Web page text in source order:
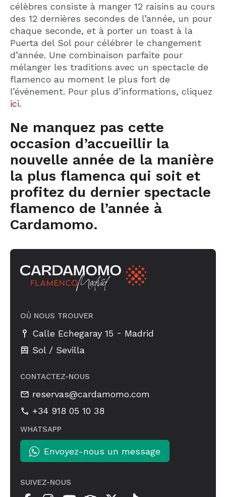
célèbres consiste à manger 12 raisins au cours
des 12 dernières secondes de l’année, un pour
chaque seconde, et à porter un toast à la
Puerta del Sol pour célébrer le changement
d’année. Une combinaison parfaite pour
mélanger les traditions avec un spectacle de
flamenco au moment le plus fort de
l’événement. Pour plus d’informations, cliquez
ici.
Ne manquez pas cette
occasion d’accueillir la
nouvelle année de la manière
la plus flamenca qui soit et
profitez du dernier spectacle
flamenco de l’année à
Cardamomo.
OÙ NOUS TROUVER
Calle Echegaray 15 - Madrid
Sol / Sevilla
CONTACTEZ-NOUS
reservas@cardamomo.com
+34 918 05 10 38
WHATSAPP
Envoyez-nous un message
SUIVEZ-NOUS